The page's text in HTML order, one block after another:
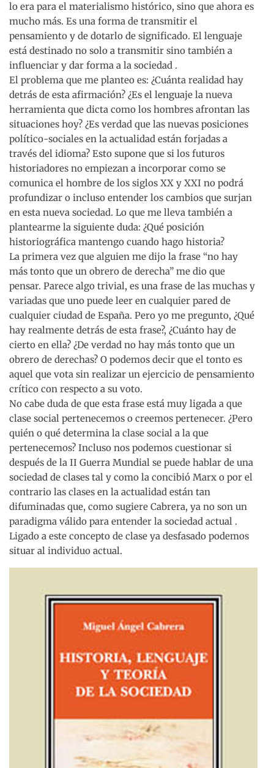
lo era para el materialismo histórico, sino que ahora es
mucho más. Es una forma de transmitir el
pensamiento y de dotarlo de significado. El lenguaje
está destinado no solo a transmitir sino también a
influenciar y dar forma a la sociedad .
El problema que me planteo es: ¿Cuánta realidad hay
detrás de esta afirmación? ¿Es el lenguaje la nueva
herramienta que dicta como los hombres afrontan las
situaciones hoy? ¿Es verdad que las nuevas posiciones
político-sociales en la actualidad están forjadas a
través del idioma? Esto supone que si los futuros
historiadores no empiezan a incorporar como se
comunica el hombre de los siglos XX y XXI no podrá
profundizar o incluso entender los cambios que surjan
en esta nueva sociedad. Lo que me lleva también a
plantearme la siguiente duda: ¿Qué posición
historiográfica mantengo cuando hago historia?
La primera vez que alguien me dijo la frase “no hay
más tonto que un obrero de derecha” me dio que
pensar. Parece algo trivial, es una frase de las muchas y
variadas que uno puede leer en cualquier pared de
cualquier ciudad de España. Pero yo me pregunto, ¿Qué
hay realmente detrás de esta frase?, ¿Cuánto hay de
cierto en ella? ¿De verdad no hay más tonto que un
obrero de derechas? O podemos decir que el tonto es
aquel que vota sin realizar un ejercicio de pensamiento
crítico con respecto a su voto.
No cabe duda de que esta frase está muy ligada a que
clase social pertenecemos o creemos pertenecer. ¿Pero
quién o qué determina la clase social a la que
pertenecemos? Incluso nos podemos cuestionar si
después de la II Guerra Mundial se puede hablar de una
sociedad de clases tal y como la concibió Marx o por el
contrario las clases en la actualidad están tan
difuminadas que, como sugiere Cabrera, ya no son un
paradigma válido para entender la sociedad actual .
Ligado a este concepto de clase ya desfasado podemos
situar al individuo actual.